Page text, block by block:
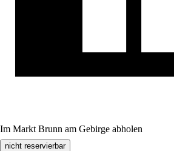
Im Markt Brunn am Gebirge abholen
nicht reservierbar